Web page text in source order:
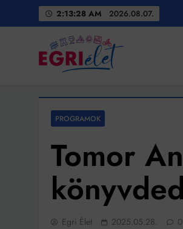
2:13:29 AM 2026.08.07.
Egri Élet
PROGRAMOK
Tomor
Egri Élet 2025.05.28. 0